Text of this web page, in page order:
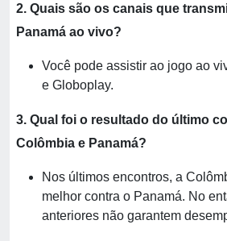
2. Quais são os canais que
Panamá ao vivo?
Você pode assistir ao jogo ao
e Globoplay.
3. Qual foi o resultado do último
Colômbia e Panamá?
Nos últimos encontros, a
melhor contra o Panamá. No
anteriores não garantem